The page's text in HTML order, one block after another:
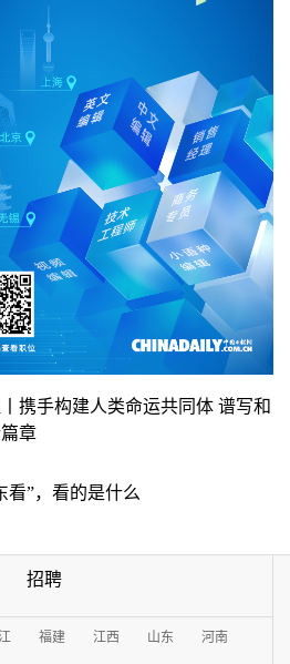
携手构建人类命运共同体 谱写和
章
看”，看的是什么
招聘
福建 江西 山东 河南